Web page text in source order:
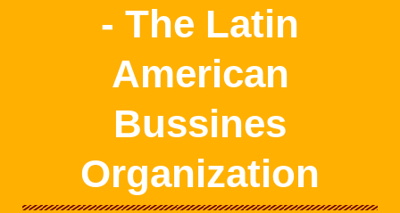
- The Latin
American
Bussines
Organization